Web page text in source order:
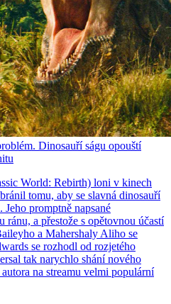
Dinosauří ságu opouští
World: Rebirth) loni v kinech
tomu, aby se slavná dinosauří
promptně napsané
ránu, a přestože s opětovnou účastí
a Mahershaly Aliho se
se rozhodl od rozjetého
tak narychlo shání nového
na streamu velmi populární